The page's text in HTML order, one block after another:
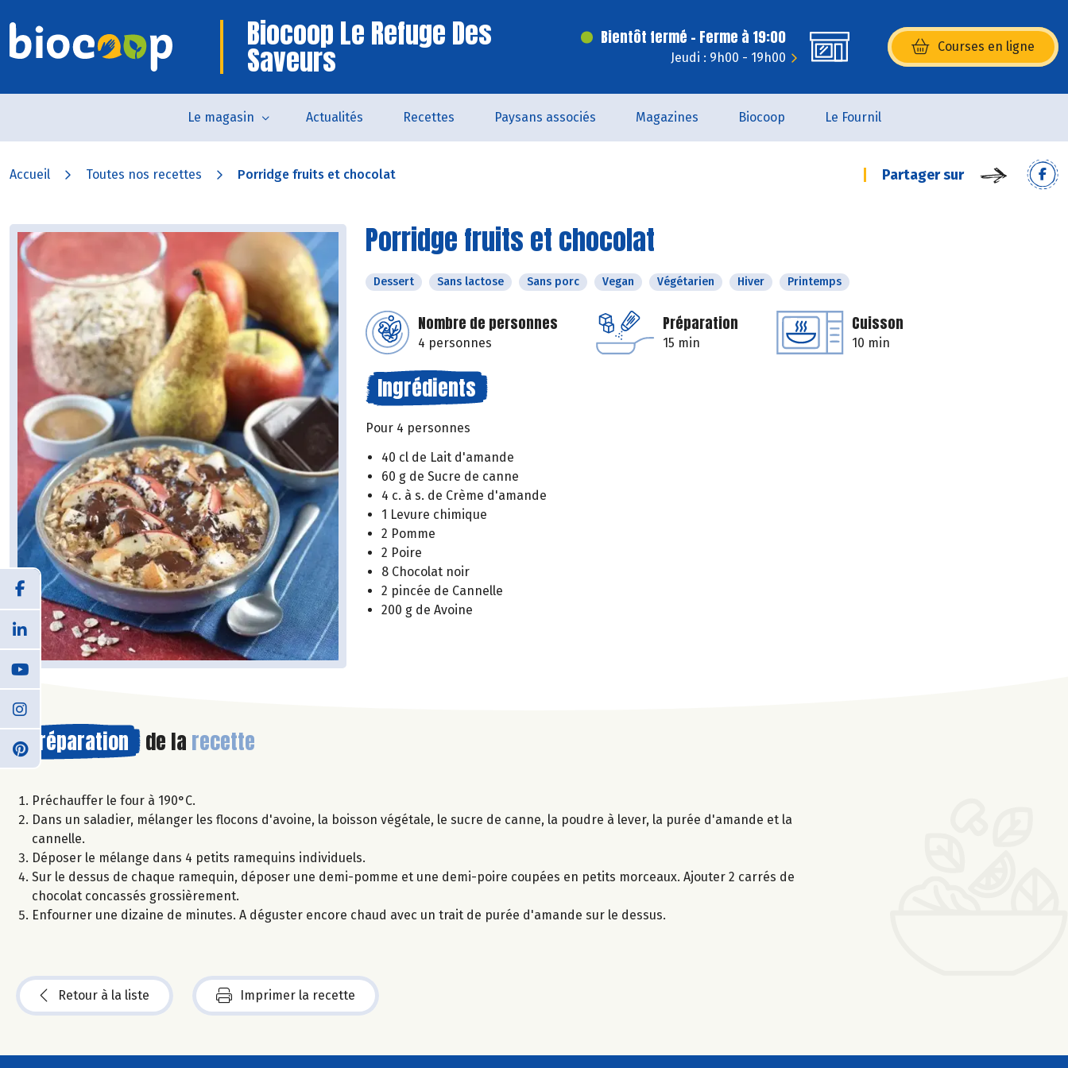
Biocoop Le Refuge Des
Saveurs
Bientôt fermé - Ferme à 19:00
Jeudi : 9h00 - 19h00
Courses en ligne
(s’ouvre dans une nouvelle
Le magasin Actualités Recettes Paysans associés Magazines Biocoop Le Fournil
Accueil Toutes nos recettes Porridge fruits et chocolat Partager sur
Porridge fruits et chocolat
Dessert Sans lactose Sans porc Vegan Végétarien Hiver Printemps
Nombre de personnes
4 personnes
Préparation
15 min
Cuisson
10 min
Ingrédients
Pour 4 personnes
40 cl de Lait d'amande
60 g de Sucre de canne
4 c. à s. de Crème d'amande
1 Levure chimique
2 Pomme
2 Poire
8 Chocolat noir
2 pincée de Cannelle
200 g de Avoine
Préparation de la recette
Préchauffer le four à 190°C.
Dans un saladier, mélanger les flocons d'avoine, la boisson végétale, le sucre de canne, la poudre à lever, la purée d'amande et la
cannelle.
Déposer le mélange dans 4 petits ramequins individuels.
Sur le dessus de chaque ramequin, déposer une demi-pomme et une demi-poire coupées en petits morceaux. Ajouter 2 carrés de
chocolat concassés grossièrement.
Enfourner une dizaine de minutes. A déguster encore chaud avec un trait de purée d'amande sur le dessus.
Retour à la liste Imprimer la recette